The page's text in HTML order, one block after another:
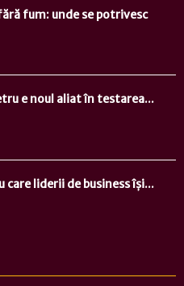
fum: unde se potrivesc
e noul aliat în testarea...
liderii de business își...